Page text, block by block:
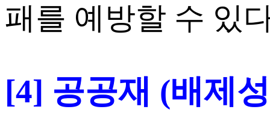
패를 예방할 수 있
[4] 공공재 (배제